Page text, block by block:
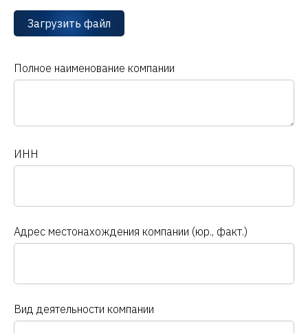
Загрузить файл
Полное наименование компании
ИНН
Адрес местонахождения компании (юр., факт.)
Вид деятельности компании